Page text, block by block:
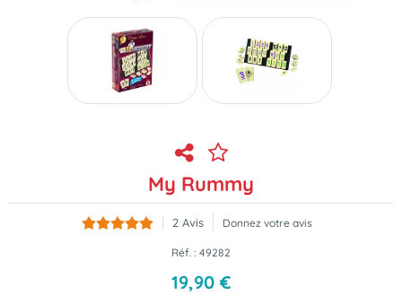
My Rummy
2 Avis Donnez votre avis
Réf. : 49282
19,90 €